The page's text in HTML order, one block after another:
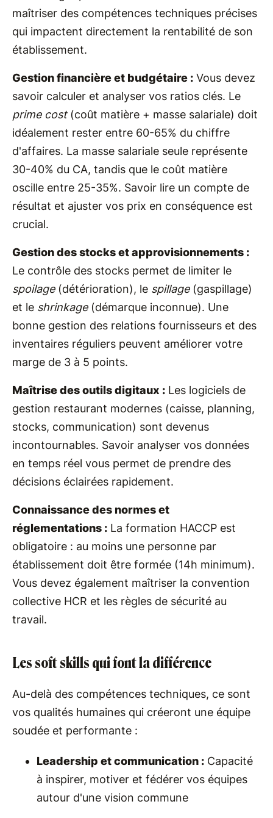
maîtriser des compétences techniques précises
qui impactent directement la rentabilité de son
établissement.
Gestion financière et budgétaire : Vous devez
savoir calculer et analyser vos ratios clés. Le
prime cost(coût matière + masse salariale) doit
idéalement rester entre 60-65% du chiffre
d'affaires. La masse salariale seule représente
30-40% du CA, tandis que le coût matière
oscille entre 25-35%. Savoir lire un compte de
résultat et ajuster vos prix en conséquence est
crucial.
Gestion des stocks et approvisionnements :
Le contrôle des stocks permet de limiter le
spoilage(détérioration), le spillage(gaspillage)
et le shrinkage(démarque inconnue). Une
bonne gestion des relations fournisseurs et des
inventaires réguliers peuvent améliorer votre
marge de 3 à 5 points.
Maîtrise des outils digitaux : Les logiciels de
gestion restaurant modernes (caisse, planning,
stocks, communication) sont devenus
incontournables. Savoir analyser vos données
en temps réel vous permet de prendre des
décisions éclairées rapidement.
Connaissance des normes et
réglementations : La formation HACCP est
obligatoire : au moins une personne par
établissement doit être formée (14h minimum).
Vous devez également maîtriser la convention
collective HCR et les règles de sécurité au
travail.
Les soft skills qui font la différence
Au-delà des compétences techniques, ce sont
vos qualités humaines qui créeront une équipe
soudée et performante :
Leadership et communication : Capacité
à inspirer, motiver et fédérer vos équipes
autour d'une vision commune